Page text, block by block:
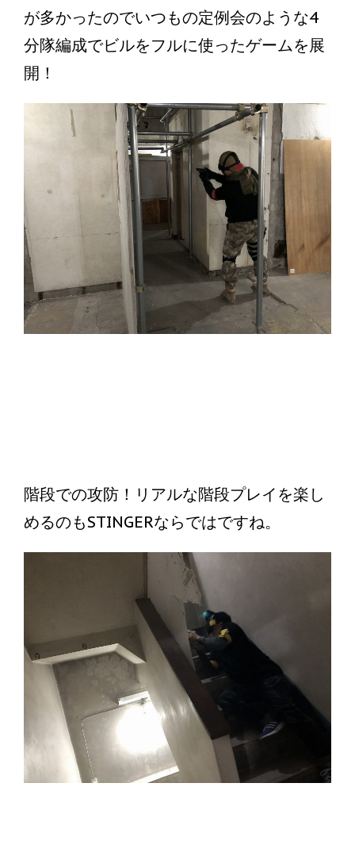
が多かったのでいつもの定例会のような4
分隊編成でビルをフルに使ったゲームを展
開！
階段での攻防！リアルな階段プレイを楽し
めるのもSTINGERならではですね。